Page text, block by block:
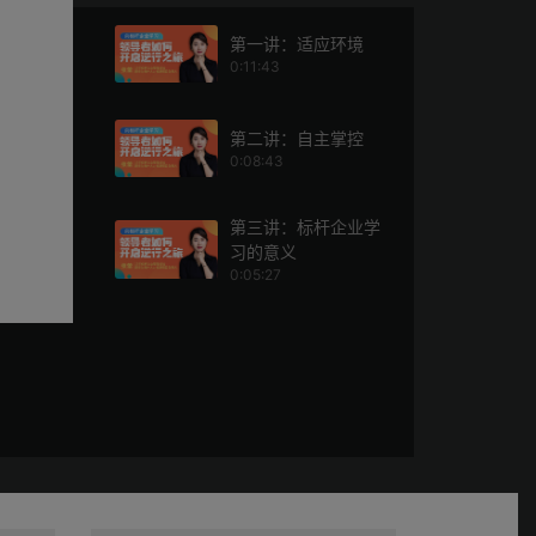
第一讲：适应环境
0:11:43
第二讲：自主掌控
0:08:43
第三讲：标杆企业学
习的意义
0:05:27